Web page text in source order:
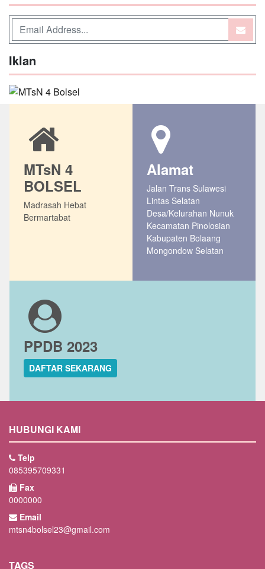
Iklan
MTsN 4
BOLSEL
Madrasah Hebat
Bermartabat
Alamat
Jalan Trans Sulawesi
Lintas Selatan
Desa/Kelurahan Nunuk
Kecamatan Pinolosian
Kabupaten Bolaang
Mongondow Selatan
PPDB 2023
DAFTAR SEKARANG
HUBUNGI KAMI
Telp
085395709331
Fax
0000000
Email
mtsn4bolsel23@gmail.com
TAGS